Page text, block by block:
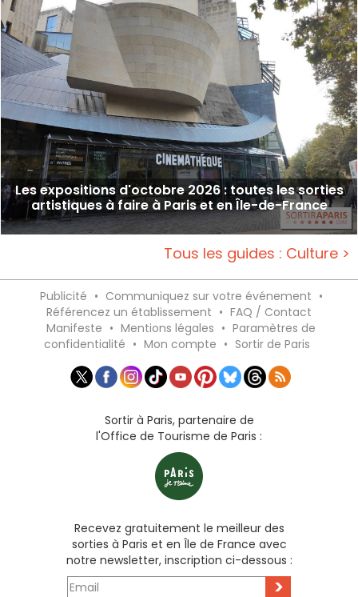
Les expositions d'octobre 2026 : toutes les sorties
artistiques à faire à Paris et en Île-de-France
Tous les guides : Culture >
Publicité • Communiquez sur votre événement •
Référencez un établissement • FAQ / Contact
Manifeste • Mentions légales • Paramètres de
confidentialité • Mon compte • Sortir de Paris
Sortir à Paris, partenaire de
l'Office de Tourisme de Paris :
Recevez gratuitement le meilleur des
sorties à Paris et en Île de France avec
notre newsletter, inscription ci-dessous :
>